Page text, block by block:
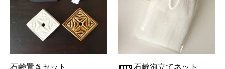
石鹸置きセット 石鹸泡立てネット